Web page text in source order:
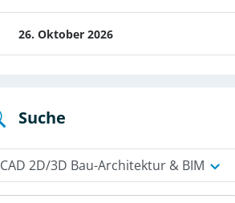
26. Oktober 2026
Suche
CAD 2D/3D Bau-Architektur & BIM